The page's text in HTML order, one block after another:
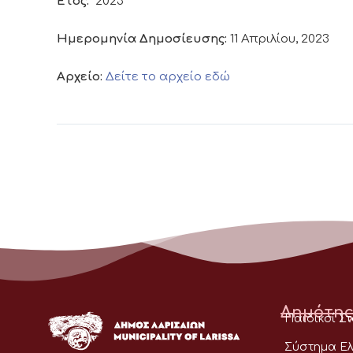
Ημερομηνία Δημοσίευσης: 11 Απριλίου, 2023
Αρχείο: Δείτε το αρχείο εδώ
Παιδικοί
Σύστημα